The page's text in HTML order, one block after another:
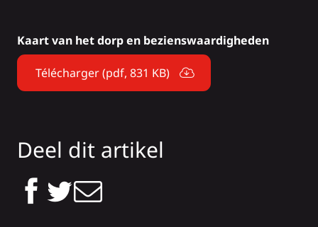
Kaart van het dorp en bezienswaardigheden
Télécharger (pdf, 831 KB)
Deel dit artikel